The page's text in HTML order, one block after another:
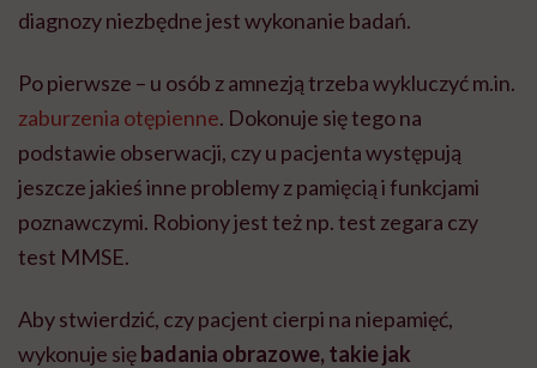
diagnozy niezbędne jest wykonanie badań.
Po pierwsze – u osób z amnezją trzeba wykluczyć m.in.
zaburzenia otępienne. Dokonuje się tego na
podstawie obserwacji, czy u pacjenta występują
jeszcze jakieś inne problemy z pamięcią i funkcjami
poznawczymi. Robiony jest też np. test zegara czy
test MMSE.
Aby stwierdzić, czy pacjent cierpi na niepamięć,
wykonuje siębadania obrazowe, takie jak